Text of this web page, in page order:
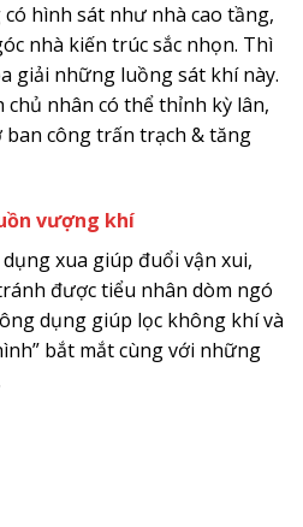
hình sát như nhà cao tầng,
nhà kiến trúc sắc nhọn. Thì
giải những luồng sát khí này.
chủ nhân có thể thỉnh kỳ lân,
công trấn trạch & tăng
vượng khí
xua giúp đuổi vận xui,
được tiểu nhân dòm ngó
dụng giúp lọc không khí và
bắt mắt cùng với những